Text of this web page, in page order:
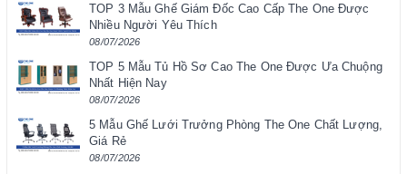
TOP 3 Mẫu Ghế Giám Đốc Cao Cấp The One Được
Nhiều Người Yêu Thích
08/07/2026
TOP 5 Mẫu Tủ Hồ Sơ Cao The One Được Ưa Chuộng
Nhất Hiện Nay
08/07/2026
5 Mẫu Ghế Lưới Trưởng Phòng The One Chất Lượng,
Giá Rẻ
08/07/2026